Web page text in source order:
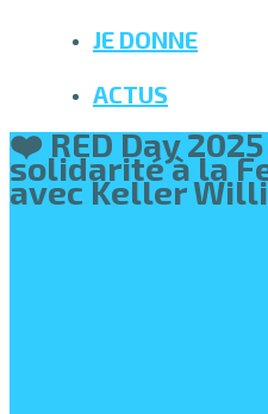
JE DONNE
ACTUS
❤️ RED Day
solidarité à la
avec Keller